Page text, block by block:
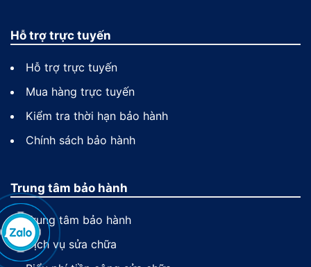
Hỗ trợ trực tuyến
Hỗ trợ trực tuyến
Mua hàng trực tuyến
Kiểm tra thời hạn bảo hành
Chính sách bảo hành
Trung tâm bảo hành
Trung tâm bảo hành
Dịch vụ sửa chữa